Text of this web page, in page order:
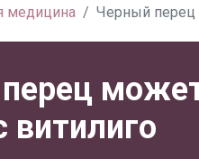
медицина Черный перец
витилиго